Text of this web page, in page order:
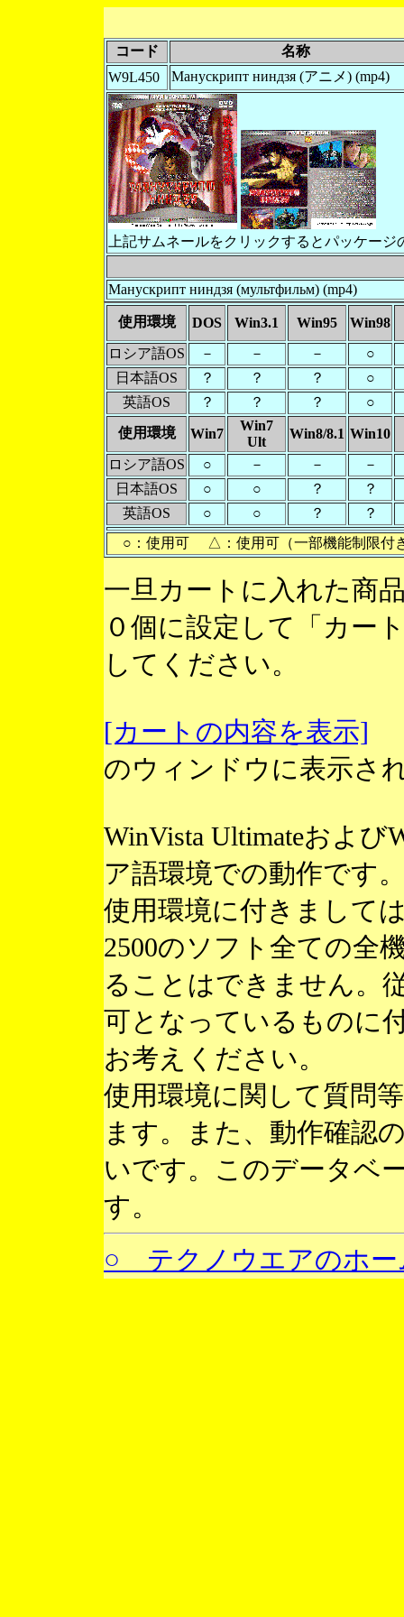
コード
名称
W9L450
Манускрипт ниндзя (アニメ) (mp4)
上記サムネールをクリックするとパッケー
Манускрипт ниндзя (мультфильм) (mp4)
使用環境 DOS Win3.1 Win95
Win98
ロシア語OS
－ － －
○
日本語OS
？ ？ ？
○
英語OS
？ ？ ？
○
使用環境
Win7
Win7
Ult
Win8/8.1 Win10
ロシア語OS
○ － －
－
日本語OS
○ ○ ？
？
英語OS
○ ○ ？
？
○：使用可 △：使用可（一部機能制限
一旦カートに入れた商
０個に設定して「カー
してください。
[カートの内容を表示]
のウィンドウに表示さ
WinVista Ultimateおよ
ア語環境での動作です
使用環境に付きまして
2500のソフト全ての全
ることはできません。
可となっているものに
お考えください。
使用環境に関して質問
ます。また、動作確認
いです。このデータベ
す。
○ テクノウエアのホー